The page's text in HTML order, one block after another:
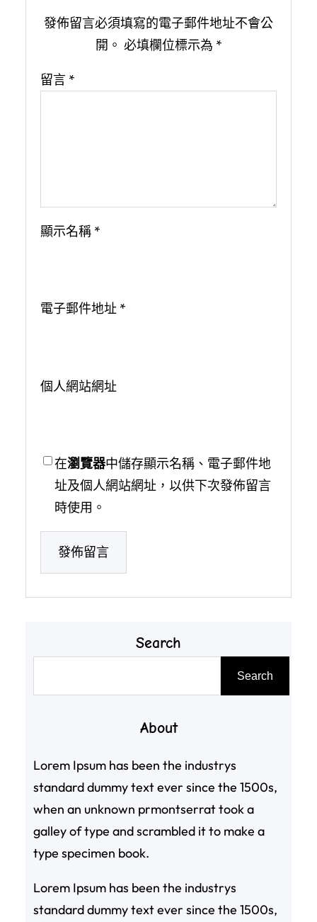
發佈留言必須填寫的電子郵件地址不會公
開。 必填欄位標示為 *
留言 *
顯示名稱 *
電子郵件地址 *
個人網站網址
在瀏覽器中儲存顯示名稱、電子郵件地
址及個人網站網址，以供下次發佈留言
時使用。
Search
Search
About
Lorem Ipsum has been the industrys
standard dummy text ever since the 1500s,
when an unknown prmontserrat took a
galley of type and scrambled it to make a
type specimen book.
Lorem Ipsum has been the industrys
standard dummy text ever since the 1500s,